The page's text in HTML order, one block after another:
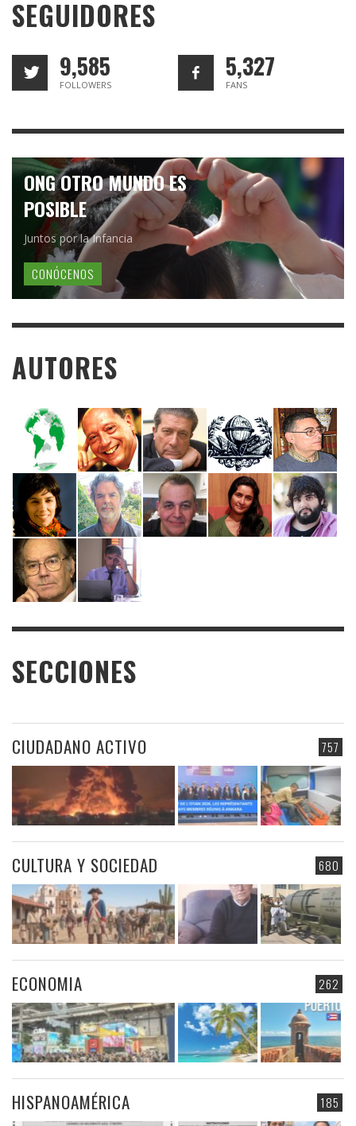
SEGUIDORES
9,585
FOLLOWERS
5,327
FANS
ONG OTRO MUNDO ES
POSIBLE
Juntos por la Infancia
CONÓCENOS
AUTORES
SECCIONES
757
CIUDADANO ACTIVO
680
CULTURA Y SOCIEDAD
262
ECONOMIA
185
HISPANOAMÉRICA